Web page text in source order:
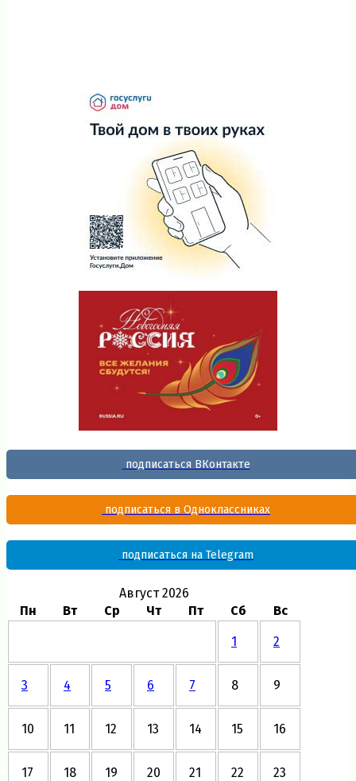
подписаться ВКонтакте
подписаться в Одноклассниках
подписаться на Telegram
Август 2026
Пн
Вт Ср Чт Пт Сб Вс
1 2
3 4 5 6 7 8 9
10 11 12 13 14 15 16
17 18 19 20 21 22 23